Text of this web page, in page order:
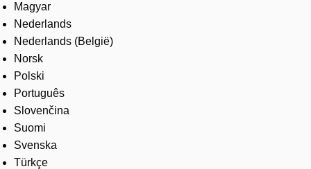
Magyar
Nederlands
Nederlands (België)
Norsk
Polski
Português
Slovenčina
Suomi
Svenska
Türkçe